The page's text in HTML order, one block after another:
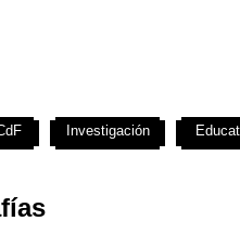
Investigación